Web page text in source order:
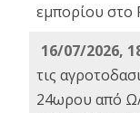
εμπορίου στο
16/07/2026,
τις
24ωρου από